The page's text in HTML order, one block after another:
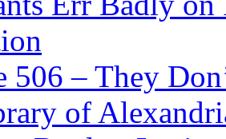
506 – They
of